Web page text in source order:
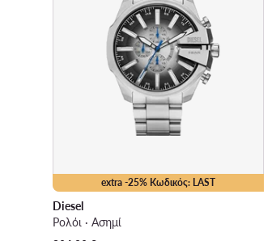
extra -25% Κωδικός: LAST
Diesel
Ρολόι · Ασημί